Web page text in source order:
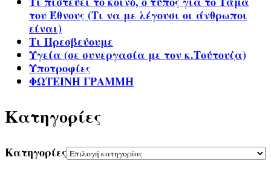
του Έθνους (Τι να με λέγουσι οι άνθρωποι
είναι)
Τι Πρεσβεύουμε
Υγεία (σε συνεργασία με τον κ.Τούτουζα)
Υποτροφίες
ΦΩΤΕΙΝΗ ΓΡΑΜΜΗ
Kατηγορίες
Kατηγορίες